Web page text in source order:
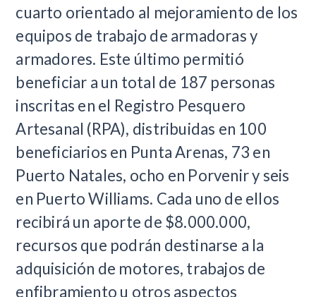
cuarto orientado al mejoramiento de los
equipos de trabajo de armadoras y
armadores. Este último permitió
beneficiar a un total de 187 personas
inscritas en el Registro Pesquero
Artesanal (RPA), distribuidas en 100
beneficiarios en Punta Arenas, 73 en
Puerto Natales, ocho en Porvenir y seis
en Puerto Williams. Cada uno de ellos
recibirá un aporte de $8.000.000,
recursos que podrán destinarse a la
adquisición de motores, trabajos de
enfibramiento u otros aspectos